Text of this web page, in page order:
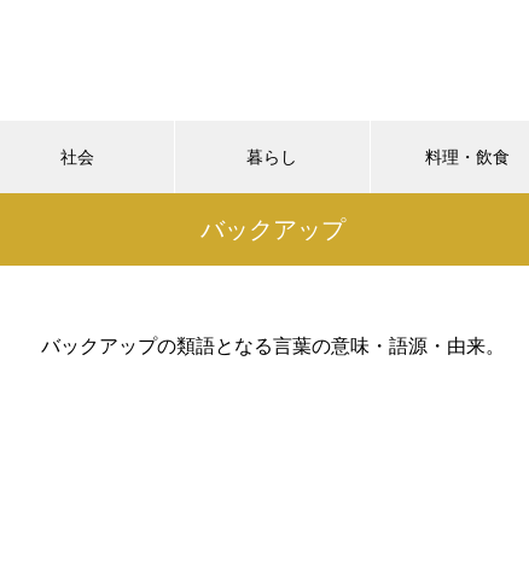
社会 暮らし 料理・飲食
バックアップ
バックアップの類語となる言葉の意味・語源・由来。